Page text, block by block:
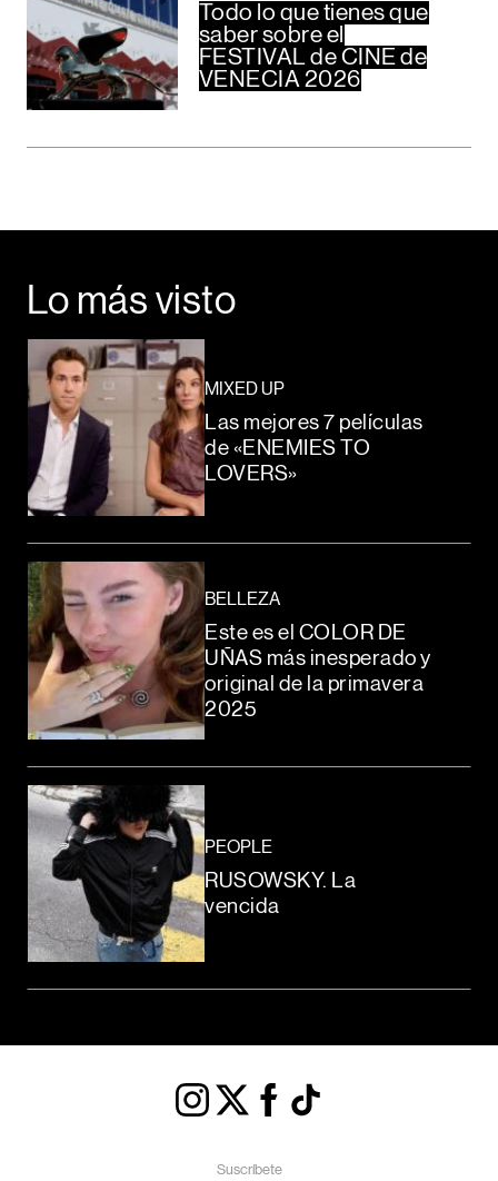
Todo lo que tienes que
saber sobre el
FESTIVAL de CINE de
VENECIA 2026
Lo más visto
MIXED UP
Las mejores 7 películas
de «ENEMIES TO
LOVERS»
BELLEZA
Este es el COLOR DE
UÑAS más inesperado y
original de la primavera
2025
PEOPLE
RUSOWSKY. La
vencida
Suscríbete